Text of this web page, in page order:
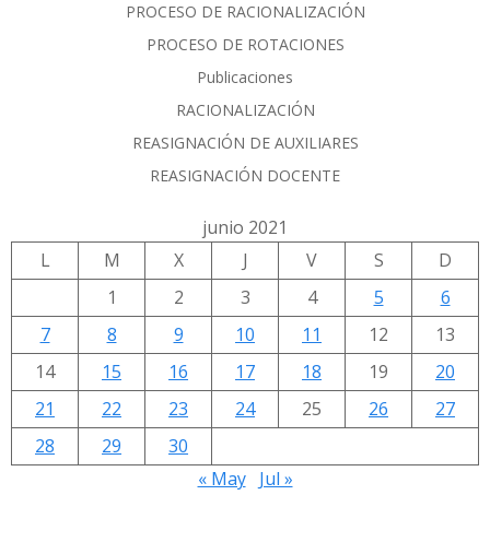
PROCESO DE RACIONALIZACIÓN
PROCESO DE ROTACIONES
Publicaciones
RACIONALIZACIÓN
REASIGNACIÓN DE AUXILIARES
REASIGNACIÓN DOCENTE
junio 2021
L
M X J V S
D
1
2 3 4 5
6
7
8 9 10 11 12
13
14
15 16 17 18 19
20
21
22 23 24 25 26
27
28
29
30
« May
Jul »